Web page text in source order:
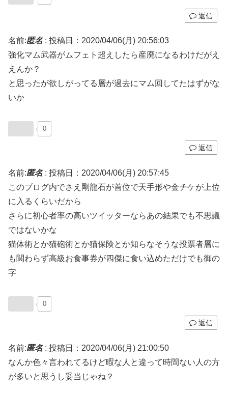
返信
名前:匿名: 投稿日：2020/04/06(月) 20:56:03
強化マム武器がムフェト超えしたら産廃になるわけだがえ
えんか？
と思ったが欲しがってる層が過去にマム回してたはずがな
いか
0
返信
名前:匿名: 投稿日：2020/04/06(月) 20:57:45
このブログ内でさえ剛龍石が首位で天手形や金チケが上位
に入るくらいだから
さらに初心者率の高いツイッターならあの結果でも不思議
ではないかな
猫体術とか猫砲術とか猫保険とか知らなそうな投票者層に
も関わらず高級お食事券が四傑に食い込めただけでも御の
字
0
返信
名前:匿名: 投稿日：2020/04/06(月) 21:00:50
なんか色々言われてるけど暇な人と違って時間ない人の方
が多いと思うし妥当じゃね？